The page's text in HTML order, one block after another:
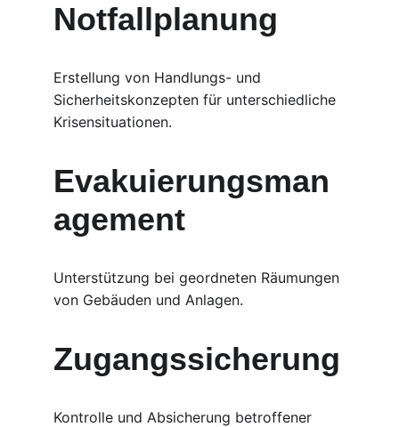
Notfallplanung
Erstellung von Handlungs- und
Sicherheitskonzepten für unterschiedliche
Krisensituationen.
Evakuierungsman
agement
Unterstützung bei geordneten Räumungen
von Gebäuden und Anlagen.
Zugangssicherung
Kontrolle und Absicherung betroffener